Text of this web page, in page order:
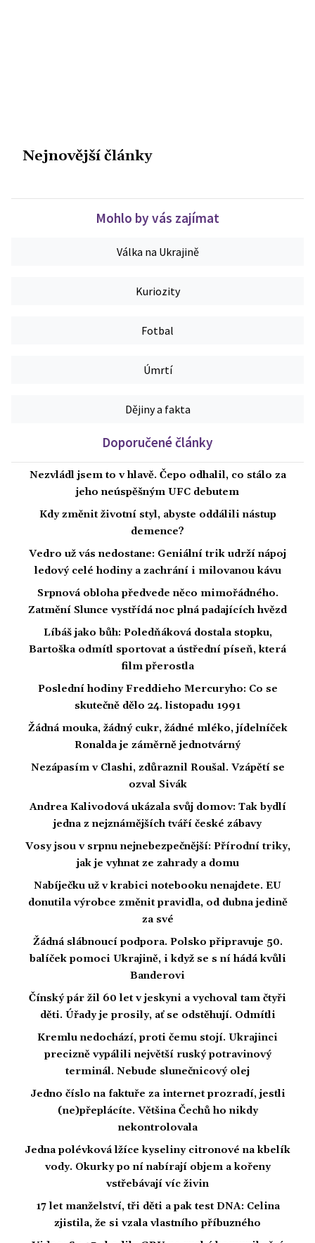
Nejnovější články
Mohlo by vás zajímat
Válka na Ukrajině
Kuriozity
Fotbal
Úmrtí
Dějiny a fakta
Doporučené články
Nezvládl jsem to v hlavě. Čepo odhalil, co stálo za
jeho neúspěšným UFC debutem
Kdy změnit životní styl, abyste oddálili nástup
demence?
Vedro už vás nedostane: Geniální trik udrží nápoj
ledový celé hodiny a zachrání i milovanou kávu
Srpnová obloha předvede něco mimořádného.
Zatmění Slunce vystřídá noc plná padajících hvězd
Líbáš jako bůh: Poledňáková dostala stopku,
Bartoška odmítl sportovat a ústřední píseň, která
film přerostla
Poslední hodiny Freddieho Mercuryho: Co se
skutečně dělo 24. listopadu 1991
Žádná mouka, žádný cukr, žádné mléko, jídelníček
Ronalda je záměrně jednotvárný
Nezápasím v Clashi, zdůraznil Roušal. Vzápětí se
ozval Sivák
Andrea Kalivodová ukázala svůj domov: Tak bydlí
jedna z nejznámějších tváří české zábavy
Vosy jsou v srpnu nejnebezpečnější: Přírodní triky,
jak je vyhnat ze zahrady a domu
Nabíječku už v krabici notebooku nenajdete. EU
donutila výrobce změnit pravidla, od dubna jedině
za své
Žádná slábnoucí podpora. Polsko připravuje 50.
balíček pomoci Ukrajině, i když se s ní hádá kvůli
Banderovi
Čínský pár žil 60 let v jeskyni a vychoval tam čtyři
děti. Úřady je prosily, ať se odstěhují. Odmítli
Kremlu nedochází, proti čemu stojí. Ukrajinci
precizně vypálili největší ruský potravinový
terminál. Nebude slunečnicový olej
Jedno číslo na faktuře za internet prozradí, jestli
(ne)přeplácíte. Většina Čechů ho nikdy
nekontrolovala
Jedna polévková lžíce kyseliny citronové na kbelík
vody. Okurky po ní nabírají objem a kořeny
vstřebávají víc živin
17 let manželství, tři děti a pak test DNA: Celina
zjistila, že si vzala vlastního příbuzného